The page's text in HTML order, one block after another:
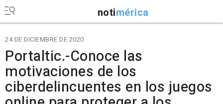
notimérica
24 DE DICIEMBRE DE 2020
Portaltic.-Conoce las
motivaciones de los
ciberdelincuentes en los juegos